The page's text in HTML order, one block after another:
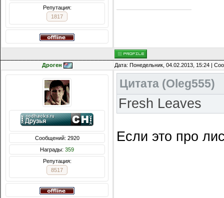
Репутация:
1817
Дроген Дата: Понедельник, 04.02.2013, 15:24 |
Сообщений: 2920
Награды: 359
Репутация:
8517
Цитата (Oleg555)
Fresh Leaves
Если это про